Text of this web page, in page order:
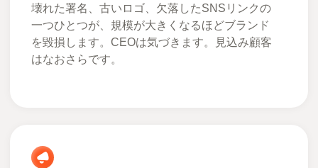
壊れた署名、古いロゴ、欠落したSNSリンクの
一つひとつが、規模が大きくなるほどブランド
を毀損します。CEOは気づきます。見込み顧客
はなおさらです。